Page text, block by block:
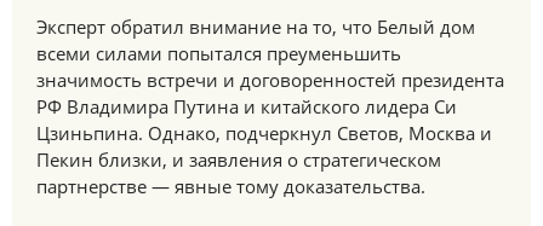
Эксперт обратил внимание на то, что Белый дом
всеми силами попытался преуменьшить
значимость встречи и договоренностей президента
РФ Владимира Путина и китайского лидера Си
Цзиньпина. Однако, подчеркнул Светов, Москва и
Пекин близки, и заявления о стратегическом
партнерстве — явные тому доказательства.